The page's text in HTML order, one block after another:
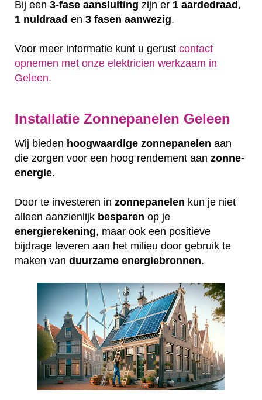
Bij een 3-fase aansluiting zijn er 1 aardedraad,
1 nuldraad en 3 fasen aanwezig.
Voor meer informatie kunt u gerust contact
opnemen met onze elektricien werkzaam in
Geleen.
Installatie Zonnepanelen Geleen
Wij bieden hoogwaardige zonnepanelen aan
die zorgen voor een hoog rendement aan zonne-
energie.
Door te investeren in zonnepanelen kun je niet
alleen aanzienlijk besparen op je
energierekening, maar ook een positieve
bijdrage leveren aan het milieu door gebruik te
maken van duurzame energiebronnen.